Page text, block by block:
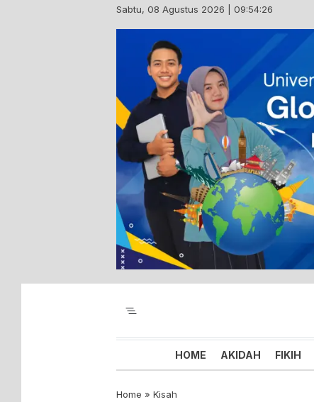
Sabtu, 08 Agustus 2026 | 09:54:26
Majelis Tabligh Muhammadiyah
Syiar Dakwah Islam
HOME AKIDAH FIKIH
Home » Kisah